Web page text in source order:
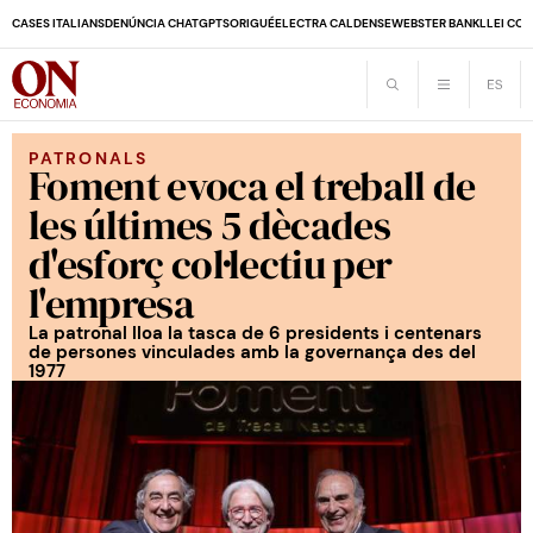
CASES ITALIANSDENÚNCIA CHATGPTSORIGUÉELECTRA CALDENSEWEBSTER BANKLLEI
PATRONALS
Foment evoca el treball de
les últimes 5 dècades
d'esforç col·lectiu per
l'empresa
La patronal lloa la tasca de 6 presidents i centenars
de persones vinculades amb la governança des del
1977